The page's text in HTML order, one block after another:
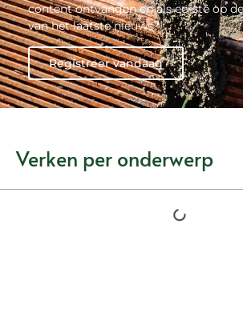
content ontvangen en als eerste op
van het laatste nieuws?
Registreer vandaag
Verken per onderwerp